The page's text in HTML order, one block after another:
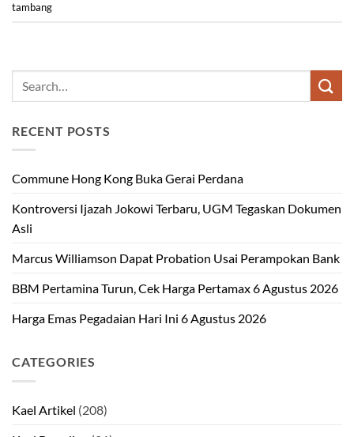
tambang
RECENT POSTS
Commune Hong Kong Buka Gerai Perdana
Kontroversi Ijazah Jokowi Terbaru, UGM Tegaskan Dokumen
Asli
Marcus Williamson Dapat Probation Usai Perampokan Bank
BBM Pertamina Turun, Cek Harga Pertamax 6 Agustus 2026
Harga Emas Pegadaian Hari Ini 6 Agustus 2026
CATEGORIES
Kael Artikel (208)